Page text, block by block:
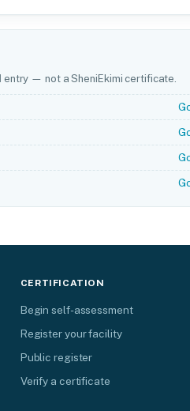
entry — not a SheniEkimi certificate.
CERTIFICATION
Begin self-assessment
Register your facility
Public register
Verify a certificate